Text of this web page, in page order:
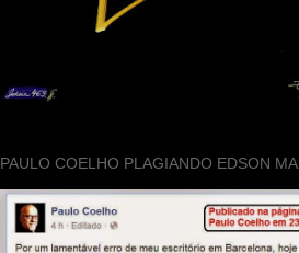
PAULO COELHO PLAGIANDO EDSON